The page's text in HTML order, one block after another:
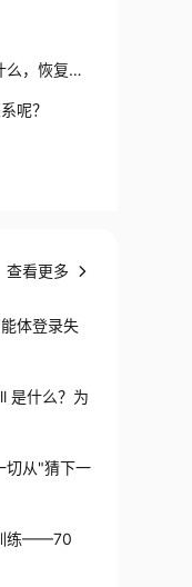
，恢复过
呢？
查看更多
体登录失
是什么？为
切从"猜下一
练——70